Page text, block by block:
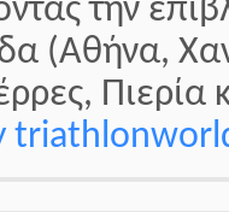
την
(Αθήνα,
Πιερία